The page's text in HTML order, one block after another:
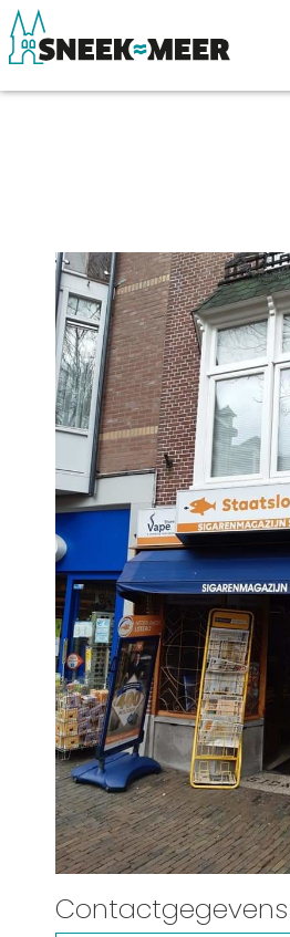
Praktische informatie
Toeristische informatie
Bezienswaardigheden
Routes
Contactgegevens